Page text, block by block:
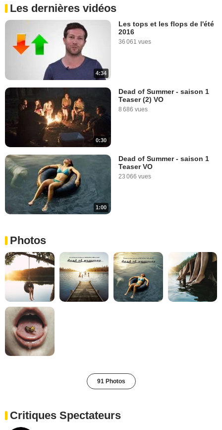
Les dernières vidéos
4:34
Les tops et les flops de l'été
2016
36 061 vues
0:30
Dead of Summer - saison 1
Teaser (2) VO
8 686 vues
1:00
Dead of Summer - saison 1
Teaser VO
23 066 vues
Photos
91 Photos
Critiques Spectateurs